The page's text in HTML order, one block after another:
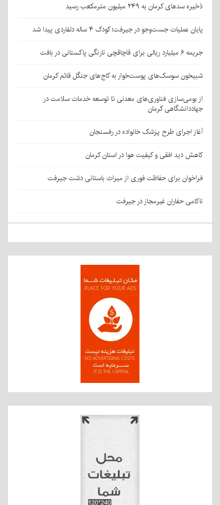
ذخیره سدهای کرمان به ۲۴۹ میلیون مترمکعب رسید
پایان عملیات جست‌وجو در جیرفت؛ کودک ۴ ساله دلفاردی پیدا شد
جریمه ۶ میلیارد ریالی برای قاچاقچی نارنگی پاکستانی در بافت
شبیخون سوسک‌های پوست‌خوار به کاج‌های جنگل قائم کرمان
از بومی‌سازی فناوری‌های معدنی تا توسعه خدمات سلامت در
جهاددانشگاهی کرمان
آغاز اجرای طرح پزشک خانواده در رفسنجان
کاهش دید افقی و کیفیت هوا در استان کرمان
فراخوان برای حفاظت فوری از میراث باستانی دشت جیرفت
ناکامی حفاران غیرمجاز در جیرفت